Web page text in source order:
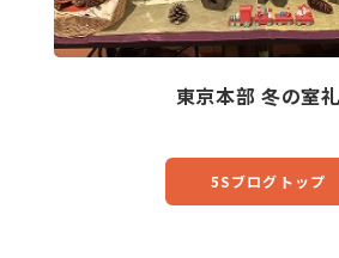
東京本部 冬の室
5Sブログトップ